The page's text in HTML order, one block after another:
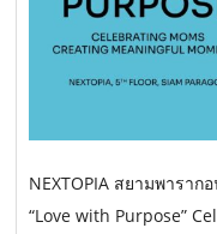
NEXTOPIA สยามพารา
“Love with Purpose”